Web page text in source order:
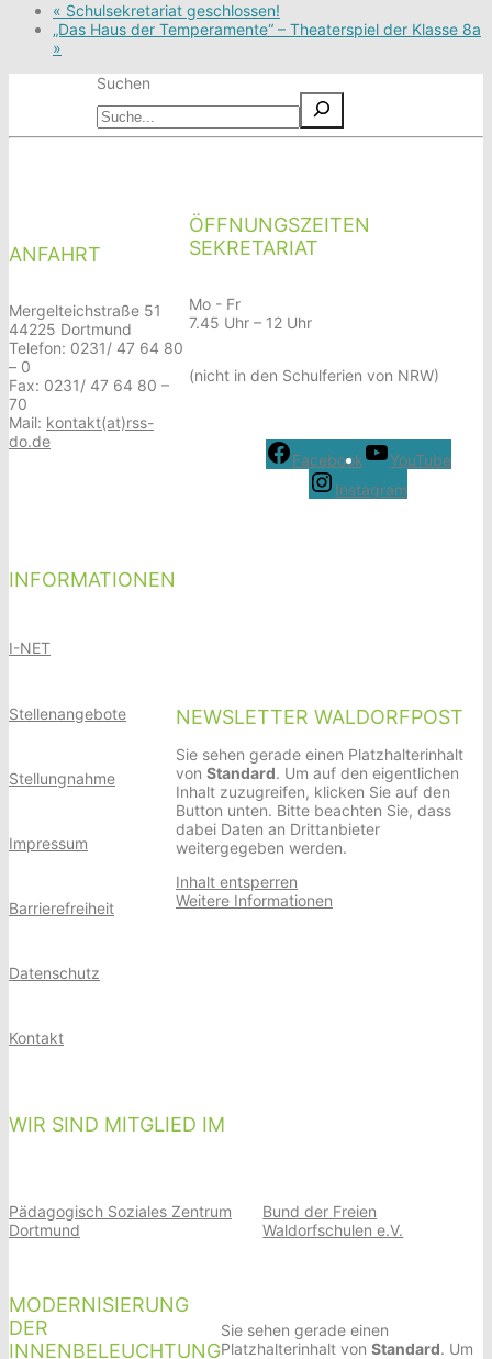
« Schulsekretariat geschlossen!
„Das Haus der Temperamente“ – Theaterspiel der Klasse 8a
»
Suchen
ANFAHRT
Mergelteichstraße 51
44225 Dortmund
Telefon: 0231/ 47 64 80
– 0
Fax: 0231/ 47 64 80 –
70
Mail: kontakt(at)rss-
do.de
ÖFFNUNGSZEITEN
SEKRETARIAT
Mo - Fr
7.45 Uhr – 12 Uhr
(nicht in den Schulferien von NRW)
Facebook
YouTube
Instagram
INFORMATIONEN
I-NET
Stellenangebote
Stellungnahme
Impressum
Barrierefreiheit
Datenschutz
Kontakt
NEWSLETTER WALDORFPOST
Sie sehen gerade einen Platzhalterinhalt
von Standard. Um auf den eigentlichen
Inhalt zuzugreifen, klicken Sie auf den
Button unten. Bitte beachten Sie, dass
dabei Daten an Drittanbieter
weitergegeben werden.
Inhalt entsperren
Weitere Informationen
WIR SIND MITGLIED IM
Pädagogisch Soziales Zentrum
Dortmund
Bund der Freien
Waldorfschulen e.V.
MODERNISIERUNG
DER
INNENBELEUCHTUNG
Sie sehen gerade einen
Platzhalterinhalt von Standard. Um